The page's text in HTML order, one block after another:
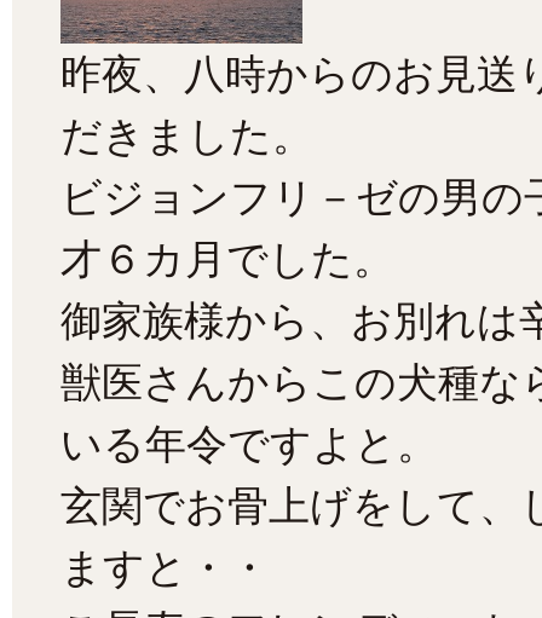
昨夜、八時からのお見送
だきました。
ビジョンフリ－ゼの男
才６カ月でした。
御家族様から、お別れは
獣医さんからこの犬種な
いる年令ですよと。
玄関でお骨上げをして、
ますと・・